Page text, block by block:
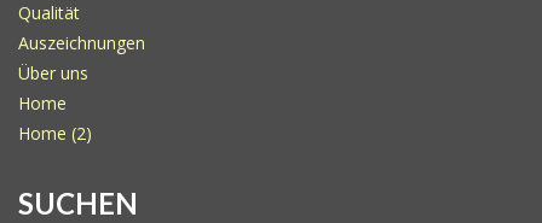
Qualität
Auszeichnungen
Über uns
Home
Home (2)
SUCHEN